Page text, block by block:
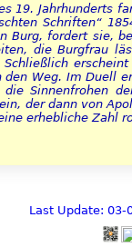
19. Jahrhunderts
Schriften“
Burg, fordert sie,
die Burgfrau
Weg. Im Duell
Sinnenfrohen
der dann von
erhebliche Zahl
Last Update: 03-